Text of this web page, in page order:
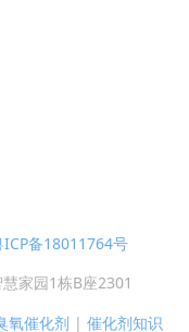
ICP备18011764号
家园1栋B座2301
氧催化剂 | 催化剂知识